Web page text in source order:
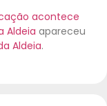
acontece
Aldeia apareceu
Aldeia.